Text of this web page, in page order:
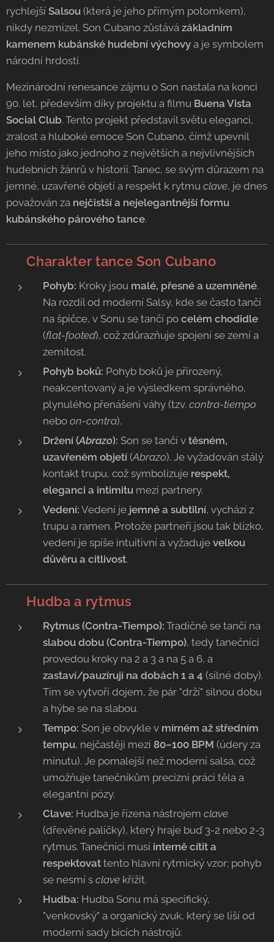
rychlejší Salsou (která je jeho přímým potomkem),
nikdy nezmizel. Son Cubano zůstává základním
kamenem kubánské hudební výchovy a je symbolem
národní hrdosti.
Mezinárodní renesance zájmu o Son nastala na konci
90. let, především díky projektu a filmu Buena Vista
Social Club. Tento projekt představil světu eleganci,
zralost a hluboké emoce Son Cubano, čímž upevnil
jeho místo jako jednoho z největších a nejvlivnějších
hudebních žánrů v historii. Tanec, se svým důrazem na
jemné, uzavřené objetí a respekt k rytmu clave, je dnes
považován za nejčistší a nejelegantnější formu
kubánského párového tance.
💃 Charakter tance Son Cubano
Pohyb: Kroky jsou malé, přesné a uzemněné.
Na rozdíl od moderní Salsy, kde se často tančí
na špičce, v Sonu se tančí po celém chodidle
(flat-footed), což zdůrazňuje spojení se zemí a
zemitost.
Pohyb boků: Pohyb boků je přirozený,
neakcentovaný a je výsledkem správného,
plynulého přenášení váhy (tzv. contra-tiempo
nebo on-contra).
Držení (Abrazo): Son se tančí v těsném,
uzavřeném objetí (Abrazo). Je vyžadován stálý
kontakt trupu, což symbolizuje respekt,
eleganci a intimitu mezi partnery.
Vedení: Vedení je jemné a subtilní, vychází z
trupu a ramen. Protože partneři jsou tak blízko,
vedení je spíše intuitivní a vyžaduje velkou
důvěru a citlivost.
🎻 Hudba a rytmus
Rytmus (Contra-Tiempo): Tradičně se tančí na
slabou dobu (Contra-Tiempo), tedy tanečníci
provedou kroky na 2 a 3 a na 5 a 6, a
zastaví/pauzírují na dobách 1 a 4 (silné doby).
Tím se vytvoří dojem, že pár "drží" silnou dobu
a hýbe se na slabou.
Tempo: Son je obvykle v mírném až středním
tempu, nejčastěji mezi 80–100 BPM (údery za
minutu). Je pomalejší než moderní salsa, což
umožňuje tanečníkům precizní práci těla a
elegantní pózy.
Clave: Hudba je řízena nástrojem clave
(dřevěné paličky), který hraje buď 3-2 nebo 2-3
rytmus. Tanečníci musí interně cítit a
respektovat tento hlavní rytmický vzor; pohyb
se nesmí s clave křížit.
Hudba: Hudba Sonu má specifický,
"venkovský" a organický zvuk, který se liší od
moderní sady bicích nástrojů: